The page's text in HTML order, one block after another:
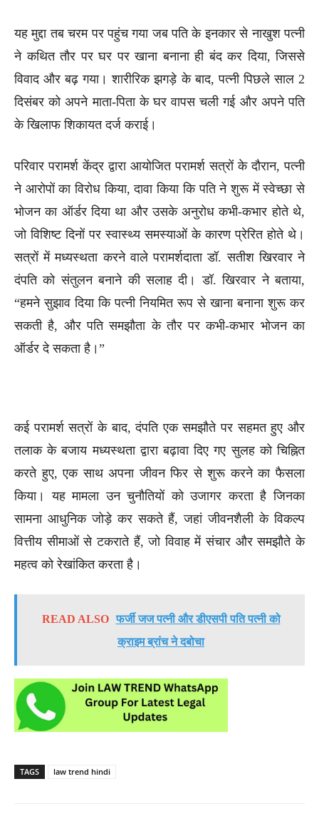
यह मुद्दा तब चरम पर पहुंच गया जब पति के इनकार से नाखुश पत्नी
ने कथित तौर पर घर पर खाना बनाना ही बंद कर दिया, जिससे
विवाद और बढ़ गया। शारीरिक झगड़े के बाद, पत्नी पिछले साल 2
दिसंबर को अपने माता-पिता के घर वापस चली गई और अपने पति
के खिलाफ शिकायत दर्ज कराई।
परिवार परामर्श केंद्र द्वारा आयोजित परामर्श सत्रों के दौरान, पत्नी
ने आरोपों का विरोध किया, दावा किया कि पति ने शुरू में स्वेच्छा से
भोजन का ऑर्डर दिया था और उसके अनुरोध कभी-कभार होते थे,
जो विशिष्ट दिनों पर स्वास्थ्य समस्याओं के कारण प्रेरित होते थे।
सत्रों में मध्यस्थता करने वाले परामर्शदाता डॉ. सतीश खिरवार ने
दंपति को संतुलन बनाने की सलाह दी। डॉ. खिरवार ने बताया,
“हमने सुझाव दिया कि पत्नी नियमित रूप से खाना बनाना शुरू कर
सकती है, और पति समझौता के तौर पर कभी-कभार भोजन का
ऑर्डर दे सकता है।”
कई परामर्श सत्रों के बाद, दंपति एक समझौते पर सहमत हुए और
तलाक के बजाय मध्यस्थता द्वारा बढ़ावा दिए गए सुलह को चिह्नित
करते हुए, एक साथ अपना जीवन फिर से शुरू करने का फैसला
किया। यह मामला उन चुनौतियों को उजागर करता है जिनका
सामना आधुनिक जोड़े कर सकते हैं, जहां जीवनशैली के विकल्प
वित्तीय सीमाओं से टकराते हैं, जो विवाह में संचार और समझौते के
महत्व को रेखांकित करता है।
READ ALSO फर्जी जज पत्नी और डीएसपी पति पत्नी को
क्राइम ब्रांच ने दबोचा
TAGS law trend hindi